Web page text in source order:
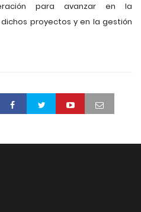
para avanzar en la
proyectos y en la gestión